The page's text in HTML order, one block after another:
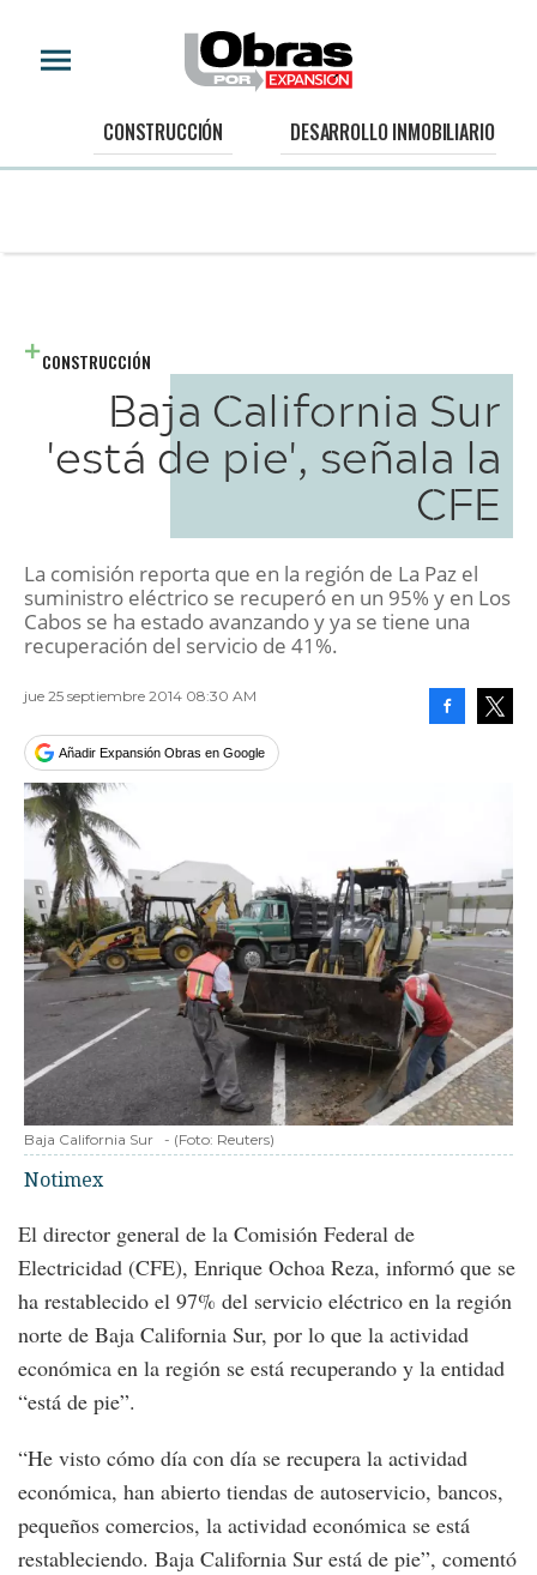
CONSTRUCCIÓN DESARROLLO INMOBILIARIO
CONSTRUCCIÓN
Baja California Sur
'está de pie', señala la
CFE
La comisión reporta que en la región de La Paz el
suministro eléctrico se recuperó en un 95% y en Los
Cabos se ha estado avanzando y ya se tiene una
recuperación del servicio de 41%.
jue 25 septiembre 2014 08:30 AM
Añadir Expansión Obras en Google
Baja California Sur - (Foto: Reuters)
Notimex
El director general de la Comisión Federal de
Electricidad (CFE), Enrique Ochoa Reza, informó que se
ha restablecido el 97% del servicio eléctrico en la región
norte de Baja California Sur, por lo que la actividad
económica en la región se está recuperando y la entidad
“está de pie”.
“He visto cómo día con día se recupera la actividad
económica, han abierto tiendas de autoservicio, bancos,
pequeños comercios, la actividad económica se está
restableciendo. Baja California Sur está de pie”, comentó